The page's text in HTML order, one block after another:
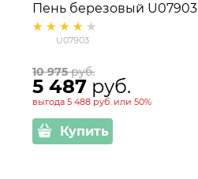
Пень березовый U07903
стеклопластик
U07903
10 975 руб.
5 487 руб.
выгода5 488 руб. или50%
Купить